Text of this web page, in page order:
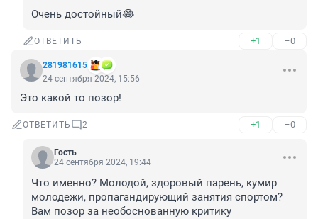
Очень достойный😂
ОТВЕТИТЬ +1 –0
281981615
24 сентября 2024, 15:56
Это какой то позор!
ОТВЕТИТЬ 2 +1 –0
Гость
24 сентября 2024, 19:44
Что именно? Молодой, здоровый парень, кумир
молодежи, пропагандирующий занятия спортом?
Вам позор за необоснованную критику